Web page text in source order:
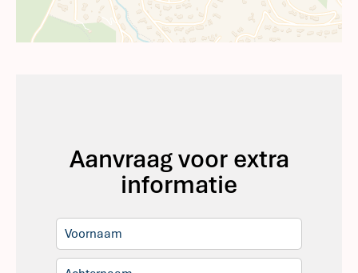
Aanvraag voor extra
informatie